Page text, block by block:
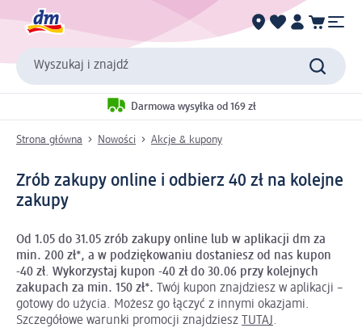
Wyszukaj i znajdź
Darmowa wysyłka od 169 zł
Strona główna Nowości Akcje & kupony
Zrób zakupy online i odbierz 40 zł na kolejne
zakupy
Od 1.05 do 31.05 zrób zakupy online lub w aplikacji dm za
min. 200 zł*, a w podziękowaniu dostaniesz od nas kupon
-40 zł. Wykorzystaj kupon -40 zł do 30.06 przy kolejnych
zakupach za min. 150 zł*.
Twój kupon znajdziesz w aplikacji –
gotowy do użycia. Możesz go łączyć z innymi okazjami.
Szczegółowe warunki promocji znajdziesz
TUTAJ.